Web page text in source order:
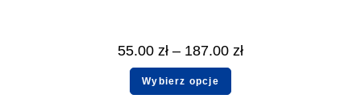
55.00 zł – 187.00 zł
Wybierz opcje